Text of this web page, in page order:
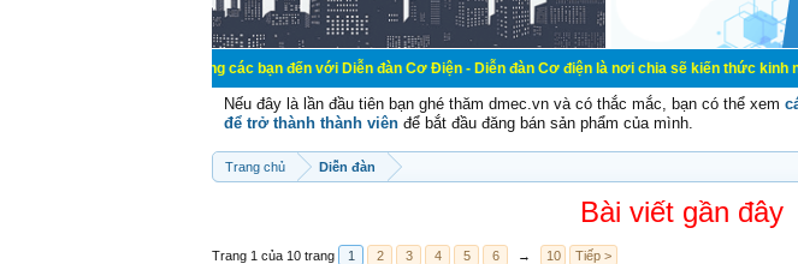
Chào mừng các bạn đến với Diễn đàn Cơ Điện - Diễn đàn Cơ điện là nơi chia sẽ kiến thức kinh nghiệm
Nếu đây là lần đầu tiên bạn ghé thăm dmec.vn và có thắc mắc, bạn có thể xem
để trở thành thành viên để bắt đầu đăng bán sản phẩm của mình.
Trang chủ Diễn đàn
Bài viết gần đây
Trang 1 của 10 trang 1 2 3 4 5 6 → 10 Tiếp >